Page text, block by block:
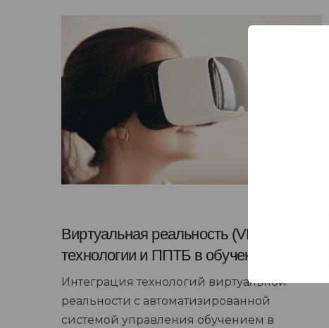
Виртуальная реальность (VR)
технологии и ППТБ в обучении
Интеграция технологий виртуальной
реальности с автоматизированной
системой управления обучением в